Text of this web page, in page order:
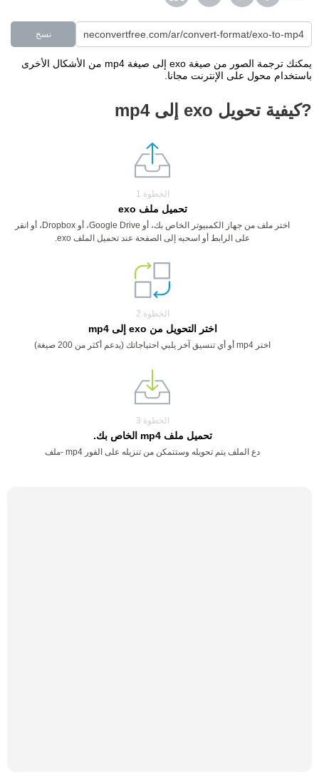
نسخ
يمكنك ترجمة الصور من صيغة exo إلى صيغة mp4 من الأشكال الأخرى
باستخدام محول على الإنترنت مجانا.
?كيفية تحويل exo إلى mp4
الخطوة 1
تحميل ملف exo
اختر ملف من جهاز الكمبيوتر الخاص بك، أو Google Drive، أو Dropbox، أو انقر
على الرابط أو اسحبه إلى الصفحة عند تحميل الملف exo.
الخطوة 2
اختر التحويل من exo إلى mp4
اختر mp4 أو أي تنسيق آخر يلبي احتياجاتك (يدعم أكثر من 200 صيغة)
الخطوة 3
تحميل ملف mp4 الخاص بك.
دع الملف يتم تحويله وستتمكن من تنزيله على الفور mp4 -ملف